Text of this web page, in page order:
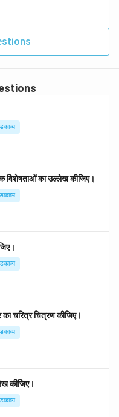
जीवन के उद्देश्य, धर्म, और
यह खण्डकाव्य व्यक्ति को
रहने का संदेश देता है।
विशेषताओं का उल्लेख कीजिए।
चरित्र चित्रण कीजिए।
कीजिए।